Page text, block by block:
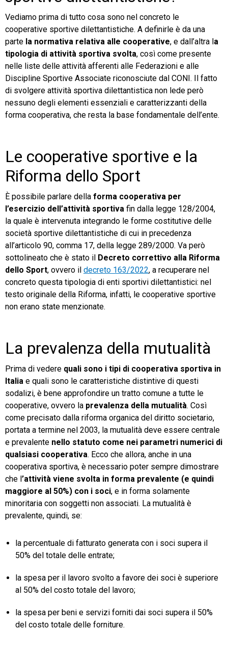
Vediamo prima di tutto cosa sono nel concreto le
cooperative sportive dilettantistiche. A definirle è da una
parte la normativa relativa alle cooperative, e dall’altra l a
tipologia di attività sportiva svolta, così come presente
nelle liste delle attività afferenti alle Federazioni e alle
Discipline Sportive Associate riconosciute dal CONI. Il fatto
di svolgere attività sportiva dilettantistica non lede però
nessuno degli elementi essenziali e caratterizzanti della
forma cooperativa, che resta la base fondamentale dell’ente.
Le cooperative sportive e la
Riforma dello Sport
È possibile parlare della forma cooperativa per
l’esercizio dell’attività sportiva fin dalla legge 128/2004,
la quale è intervenuta integrando le forme costitutive delle
società sportive dilettantistiche di cui in precedenza
all’articolo 90, comma 17, della legge 289/2000. Va però
sottolineato che è stato il Decreto correttivo alla Riforma
dello Sport, ovvero il decreto 163/2022, a recuperare nel
concreto questa tipologia di enti sportivi dilettantistici: nel
testo originale della Riforma, infatti, le cooperative sportive
non erano state menzionate.
La prevalenza della mutualità
Prima di vedere quali sono i tipi di cooperativa sportiva in
Italia e quali sono le caratteristiche distintive di questi
sodalizi, è bene approfondire un tratto comune a tutte le
cooperative, ovvero la prevalenza della mutualità. Così
come precisato dalla riforma organica del diritto societario,
portata a termine nel 2003, la mutualità deve essere centrale
e prevalente nello statuto come nei parametri numerici di
qualsiasi cooperativa. Ecco che allora, anche in una
cooperativa sportiva, è necessario poter sempre dimostrare
che l ’attività viene svolta in forma prevalente (e quindi
maggiore al 50%) con i soci, e in forma solamente
minoritaria con soggetti non associati. La mutualità è
prevalente, quindi, se:
la percentuale di fatturato generata con i soci supera il
50% del totale delle entrate;
la spesa per il lavoro svolto a favore dei soci è superiore
al 50% del costo totale del lavoro;
la spesa per beni e servizi forniti dai soci supera il 50%
del costo totale delle forniture.